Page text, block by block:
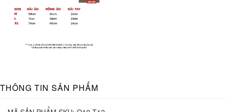
THÔNG TIN SẢN PHẨM